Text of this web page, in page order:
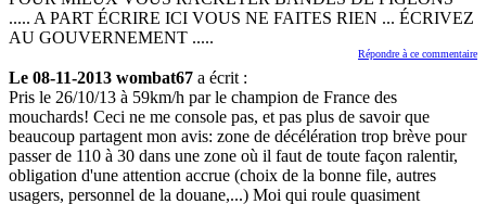
..... A PART ÉCRIRE ICI VOUS NE FAITES RIEN ... ÉCRIVEZ
AU GOUVERNEMENT .....
Répondre à ce commentaire
Le 08-11-2013 wombat67 a écrit :
Pris le 26/10/13 à 59km/h par le champion de France des
mouchards! Ceci ne me console pas, et pas plus de savoir que
beaucoup partagent mon avis: zone de décélération trop brève pour
passer de 110 à 30 dans une zone où il faut de toute façon ralentir,
obligation d'une attention accrue (choix de la bonne file, autres
usagers, personnel de la douane,...) Moi qui roule quasiment